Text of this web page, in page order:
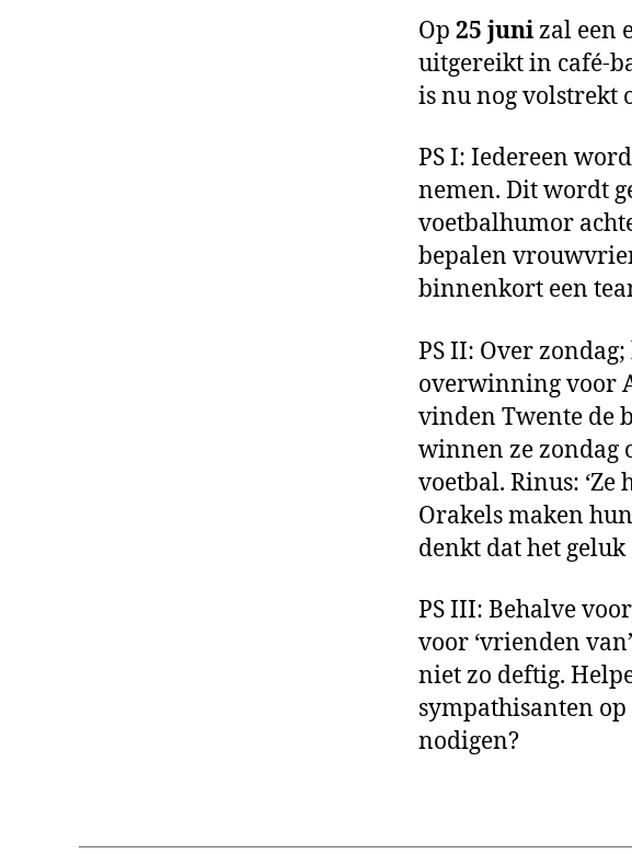
Op 25 junizal een
uitgereikt in café-
is nu nog volstrekt
PS I: Iedereen
nemen. Dit wordt
voetbalhumor
bepalen
binnenkort een
PS II: Over zondag;
overwinning voor
vinden Twente de
winnen ze zondag
voetbal. Rinus: ‘Ze
Orakels maken
denkt dat het
PS III: Behalve
voor ‘vrienden
niet zo deftig.
sympathisanten
nodigen?